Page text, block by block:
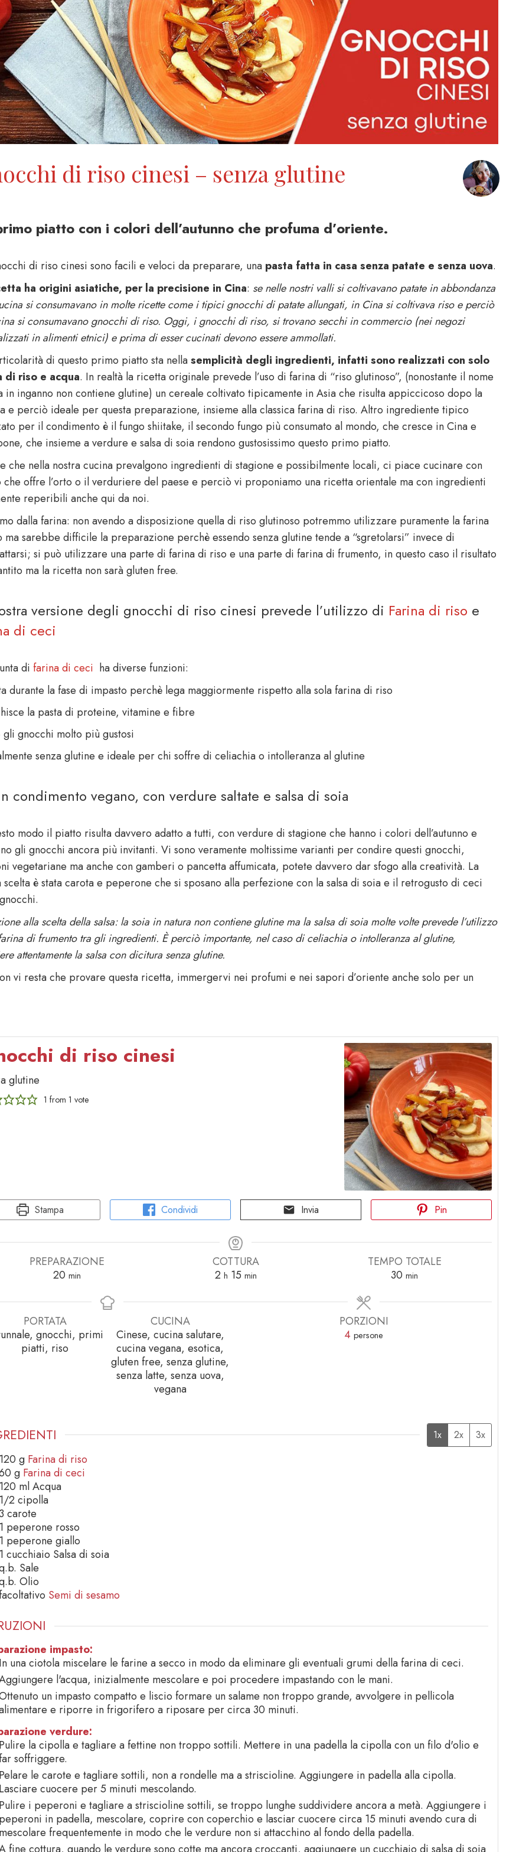
di riso cinesi – senza glutine
piatto con i colori dell’autunno che profuma d’oriente.
di riso cinesi sono facili e veloci da preparare, una pasta fatta in casa senza patate e senza uova.
ha origini asiatiche, per la precisione in Cina: se nelle nostri valli si coltivavano patate in abbondanza
si consumavano in molte ricette come i tipici gnocchi di patate allungati, in Cina si coltivava riso e perciò
si consumavano gnocchi di riso. Oggi, i gnocchi di riso, si trovano secchi in commercio (nei negozi
in alimenti etnici) e prima di esser cucinati devono essere ammollati.
di questo primo piatto sta nellasemplicità degli ingredienti, infatti sono realizzati con solo
di riso e acqua. In realtà la ricetta originale prevede l’uso di farina di “riso glutinoso”, (nonostante il nome
in inganno non contiene glutine) un cereale coltivato tipicamente in Asia che risulta appiccicoso dopo la
e perciò ideale per questa preparazione, insieme alla classica farina di riso. Altro ingrediente tipico
per il condimento è il fungo shiitake, il secondo fungo più consumato al mondo, che cresce in Cina e
che insieme a verdure e salsa di soia rendono gustosissimo questo primo piatto.
che nella nostra cucina prevalgono ingredienti di stagione e possibilmente locali, ci piace cucinare con
che offre l’orto o il verduriere del paese e perciò vi proponiamo una ricetta orientale ma con ingredienti
reperibili anche qui da noi.
dalla farina: non avendo a disposizione quella di riso glutinoso potremmo utilizzare puramente la farina
ma sarebbe difficile la preparazione perchè essendo senza glutine tende a “sgretolarsi” invece di
si può utilizzare una parte di farina di riso e una parte di farina di frumento, in questo caso il risultato
ma la ricetta non sarà gluten free.
versione degli gnocchi di riso cinesi prevede l’utilizzo di Farina di riso e
di ceci
di farina di ceci ha diverse funzioni:
durante la fase di impasto perchè lega maggiormente rispetto alla sola farina di riso
la pasta di proteine, vitamine e fibre
gnocchi molto più gustosi
senza glutine e ideale per chi soffre di celiachia o intolleranza al glutine
condimento vegano, con verdure saltate e salsa di soia
modo il piatto risulta davvero adatto a tutti, con verdure di stagione che hanno i colori dell’autunno e
gli gnocchi ancora più invitanti. Vi sono veramente moltissime varianti per condire questi gnocchi,
vegetariane ma anche con gamberi o pancetta affumicata, potete davvero dar sfogo alla creatività. La
scelta è stata carota e peperone che si sposano alla perfezione con la salsa di soia e il retrogusto di ceci
alla scelta della salsa: la soia in natura non contiene glutine ma la salsa di soia molte volte prevede l’utilizzo
di frumento tra gli ingredienti. È perciò importante, nel caso di celiachia o intolleranza al glutine,
attentamente la salsa con dicitura senza glutine.
vi resta che provare questa ricetta, immergervi nei profumi e nei sapori d’oriente anche solo per un
di riso cinesi
glutine
1 from 1 vote
Stampa Condividi Invia Pin
PREPARAZIONE
20minuti
min
COTTURA
2ore
h 15minuti
min
TEMPO TOTALE
30 minuti
min
PORTATA
gnocchi, primi
piatti, riso
CUCINA
Cinese, cucina salutare,
cucina vegana, esotica,
gluten free, senza glutine,
senza latte, senza uova,
vegana
PORZIONI
4 persone
1x 2x 3x
g Farina di riso
g Farina di ceci
ml Acqua
2 cipolla
carote
peperone rosso
peperone giallo
cucchiaio Salsa di soia
Sale
Olio
Semi di sesamo
impasto:
una ciotola miscelare le farine a secco in modo da eliminare gli eventuali grumi della farina di ceci.
l'acqua, inizialmente mescolare e poi procedere impastando con le mani.
un impasto compatto e liscio formare un salame non troppo grande, avvolgere in pellicola
e riporre in frigorifero a riposare per circa 30 minuti.
verdure:
la cipolla e tagliare a fettine non troppo sottili. Mettere in una padella la cipolla con un filo d'olio e
soffriggere.
le carote e tagliare sottili, non a rondelle ma a striscioline. Aggiungere in padella alla cipolla.
cuocere per 5 minuti mescolando.
i peperoni e tagliare a striscioline sottili, se troppo lunghe suddividere ancora a metà. Aggiungere i
in padella, mescolare, coprire con coperchio e lasciar cuocere circa 15 minuti avendo cura di
frequentemente in modo che le verdure non si attacchino al fondo della padella.